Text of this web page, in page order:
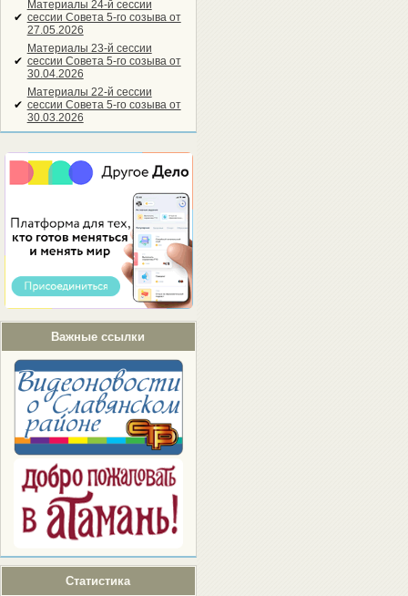
✔
Материалы 24-й сессии
сессии Совета 5-го созыва от
27.05.2026
✔
Материалы 23-й сессии
сессии Совета 5-го созыва от
30.04.2026
✔
Материалы 22-й сессии
сессии Совета 5-го созыва от
30.03.2026
Важные ссылки
Статистика